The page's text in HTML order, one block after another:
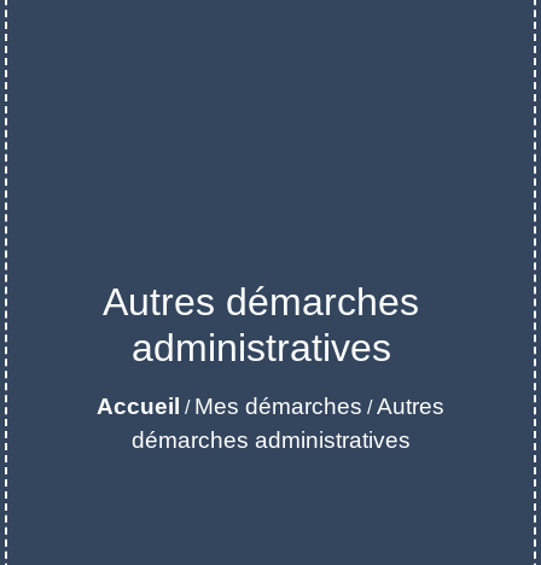
Autres démarches
administratives
Accueil / Mes démarches /Autres
démarches administratives